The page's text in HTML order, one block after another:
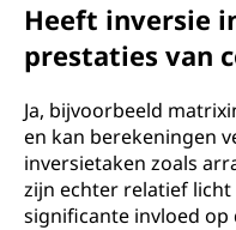
Heeft inversie
prestaties van
Ja, bijvoorbeeld
en kan berekeningen
inversietaken zoals
zijn echter relatief
significante invloed op